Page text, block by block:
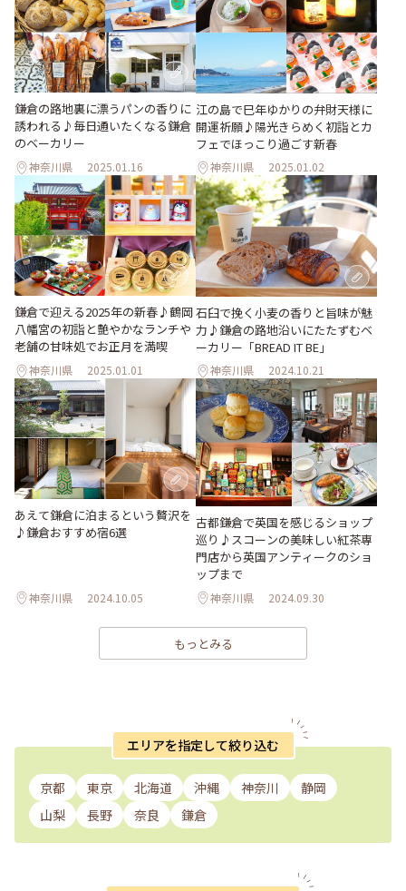
鎌倉の路地裏に漂うパンの香りに
誘われる♪毎日通いたくなる鎌倉
のベーカリー
神奈川県 2025.01.16
江の島で巳年ゆかりの弁財天様に
開運祈願♪陽光きらめく初詣とカ
フェでほっこり過ごす新春
神奈川県 2025.01.02
鎌倉で迎える2025年の新春♪鶴岡
八幡宮の初詣と艶やかなランチや
老舗の甘味処でお正月を満喫
神奈川県 2025.01.01
石臼で挽く小麦の香りと旨味が魅
力♪鎌倉の路地沿いにたたずむベ
ーカリー「BREAD IT BE」
神奈川県 2024.10.21
あえて鎌倉に泊まるという贅沢を
♪鎌倉おすすめ宿6選
神奈川県 2024.10.05
古都鎌倉で英国を感じるショップ
巡り♪スコーンの美味しい紅茶専
門店から英国アンティークのショ
ップまで
神奈川県 2024.09.30
もっとみる
エリアを指定して絞り込む
京都 東京 北海道 沖縄 神奈川
静岡
山梨
長野 奈良 鎌倉